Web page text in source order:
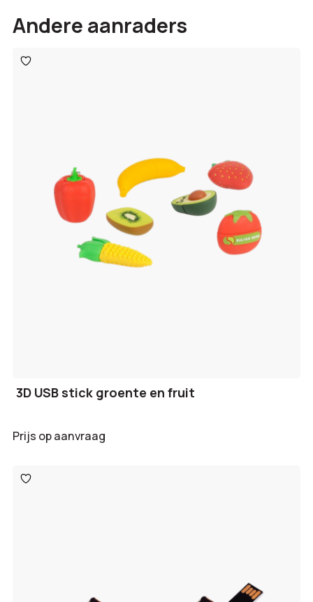
Andere aanraders
Toevoegen
aan
3D USB stick groente en fruit
Prijs op aanvraag
Toevoegen
aan